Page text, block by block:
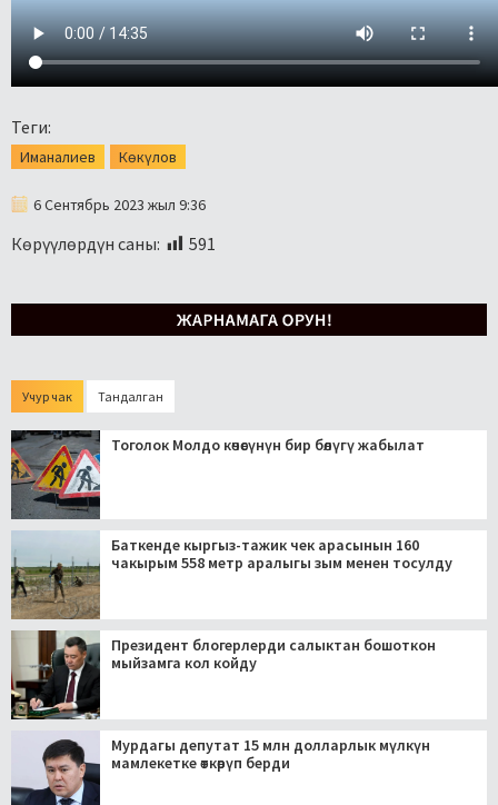
Теги:
Иманалиев Көкүлов
6 Сентябрь 2023 жыл 9:36
Көрүүлөрдүн саны: 591
Учур чак Тандалган
Тоголок Молдо көчөсүнүн бир бөлүгү жабылат
Баткенде кыргыз-тажик чек арасынын 160
чакырым 558 метр аралыгы зым менен тосулду
Президент блогерлерди салыктан бошоткон
мыйзамга кол койду
Мурдагы депутат 15 млн долларлык мүлкүн
мамлекетке өткөрүп берди